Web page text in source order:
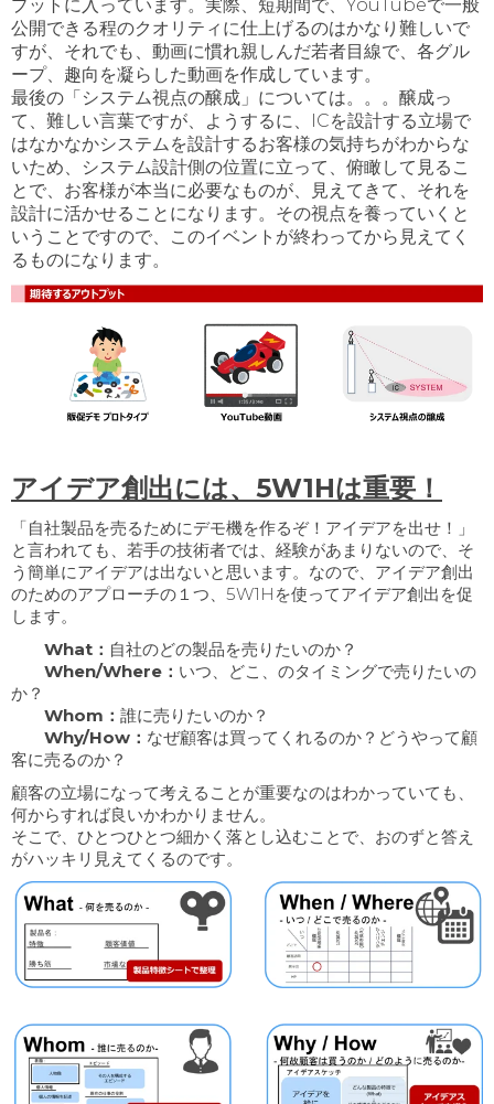
プットに入っています。実際、短期間で、YouTubeで一般
公開できる程のクオリティに仕上げるのはかなり難しいで
すが、それでも、動画に慣れ親しんだ若者目線で、各グル
ープ、趣向を凝らした動画を作成しています。
最後の「システム視点の醸成」については。。。醸成っ
て、難しい言葉ですが、ようするに、ICを設計する立場で
はなかなかシステムを設計するお客様の気持ちがわからな
いため、システム設計側の位置に立って、俯瞰して見るこ
とで、お客様が本当に必要なものが、見えてきて、それを
設計に活かせることになります。その視点を養っていくと
いうことですので、このイベントが終わってから見えてく
るものになります。
アイデア創出には、5W1Hは重要！
「自社製品を売るためにデモ機を作るぞ！アイデアを出せ！」
と言われても、若手の技術者では、経験があまりないので、そ
う簡単にアイデアは出ないと思います。なので、アイデア創出
のためのアプローチの１つ、5W1Hを使ってアイデア創出を促
します。
What： 自社のどの製品を売りたいのか？
When/Where： いつ、どこ、のタイミングで売りたいの
か？
Whom： 誰に売りたいのか？
Why/How： なぜ顧客は買ってくれるのか？どうやって顧
客に売るのか？
顧客の立場になって考えることが重要なのはわかっていても、
何からすれば良いかわかりません。
そこで、ひとつひとつ細かく落とし込むことで、おのずと答え
がハッキリ見えてくるのです。